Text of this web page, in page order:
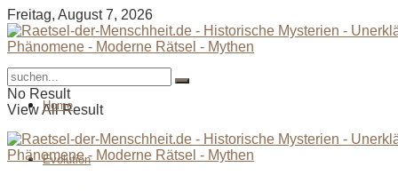
Freitag, August 7, 2026
No Result
View All Result
Home
Evolution